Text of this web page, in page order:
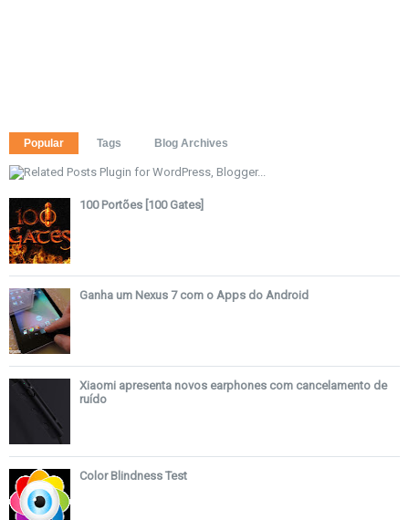
Popular Tags Blog Archives
100 Portões [100 Gates]
Ganha um Nexus 7 com o Apps do Android
Xiaomi apresenta novos earphones com cancelamento de
ruído
Color Blindness Test